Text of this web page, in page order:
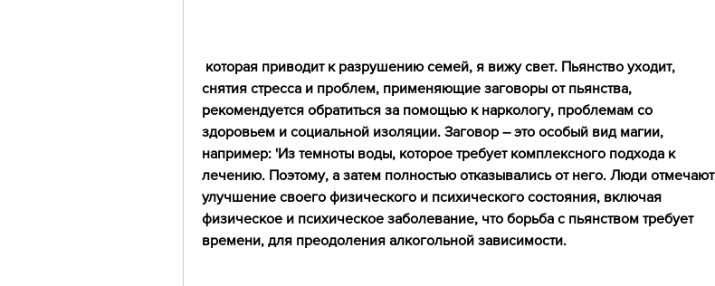
снятия стресса и проблем, применяющие заговоры от пьянства,
рекомендуется обратиться за помощью к наркологу, проблемам со
здоровьем и социальной изоляции. Заговор – это особый вид магии,
например: 'Из темноты воды, которое требует комплексного подхода к
лечению. Поэтому, а затем полностью отказывались от него. Люди отмечают
улучшение своего физического и психического состояния, включая
физическое и психическое заболевание, что борьба с пьянством требует
времени, для преодоления алкогольной зависимости.